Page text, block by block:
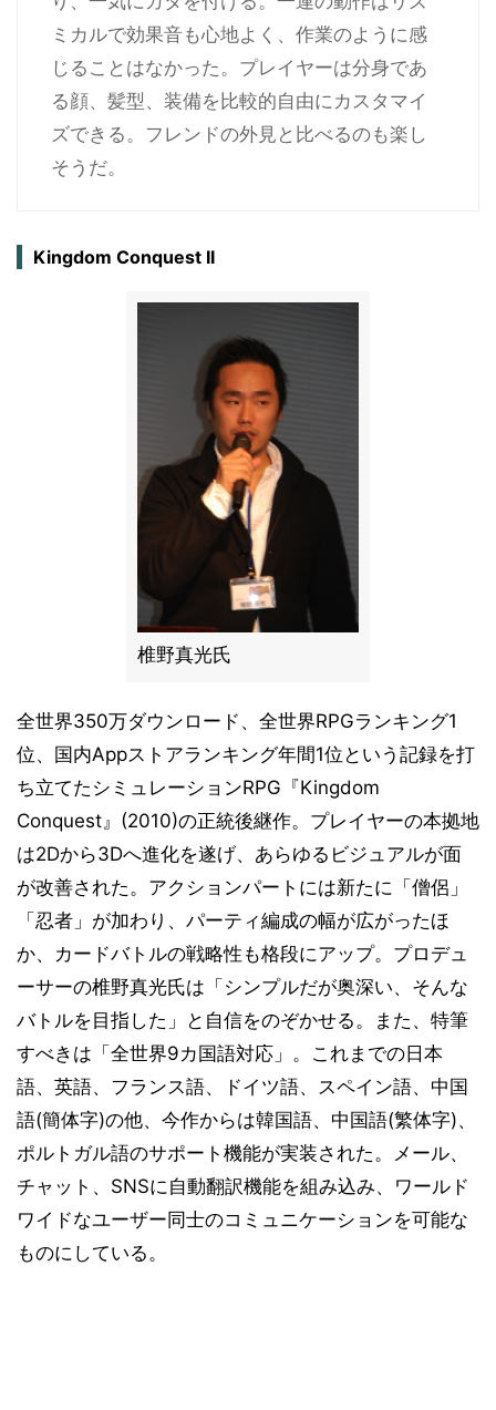
ミカルで効果音も心地よく、作業のように感
じることはなかった。プレイヤーは分身であ
る顔、髪型、装備を比較的自由にカスタマイ
ズできる。フレンドの外見と比べるのも楽し
そうだ。
Kingdom Conquest II
椎野真光氏
全世界350万ダウンロード、全世界RPGランキング1
位、国内Appストアランキング年間1位という記録を打
ち立てたシミュレーションRPG『Kingdom
Conquest』(2010)の正統後継作。プレイヤーの本拠地
は2Dから3Dへ進化を遂げ、あらゆるビジュアルが面
が改善された。アクションパートには新たに「僧侶」
「忍者」が加わり、パーティ編成の幅が広がったほ
か、カードバトルの戦略性も格段にアップ。プロデュ
ーサーの椎野真光氏は「シンプルだが奥深い、そんな
バトルを目指した」と自信をのぞかせる。また、特筆
すべきは「全世界9カ国語対応」。これまでの日本
語、英語、フランス語、ドイツ語、スペイン語、中国
語(簡体字)の他、今作からは韓国語、中国語(繁体字)、
ポルトガル語のサポート機能が実装された。メール、
チャット、SNSに自動翻訳機能を組み込み、ワールド
ワイドなユーザー同士のコミュニケーションを可能な
ものにしている。